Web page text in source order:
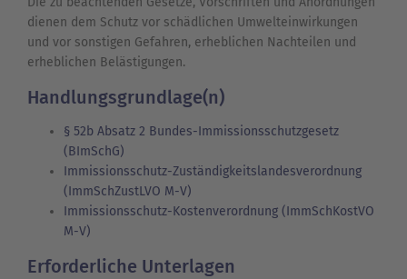
dienen dem Schutz vor schädlichen Umwelteinwirkungen
und vor sonstigen Gefahren, erheblichen Nachteilen und
erheblichen Belästigungen.
Handlungsgrundlage(n)
§ 52b Absatz 2 Bundes-Immissionsschutzgesetz
(BImSchG)
Immissionsschutz-Zuständigkeitslandesverordnung
(ImmSchZustLVO M-V)
Immissionsschutz-Kostenverordnung (ImmSchKostVO
M-V)
Erforderliche Unterlagen